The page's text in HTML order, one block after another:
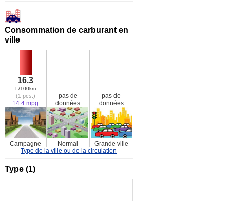
Consommation de carburant en
ville
16.3
L/100km
(1 pcs.)
14.4 mpg
pas de
données
pas de
données
Campagne Normal
Grande ville
Type de la ville ou de la circulation
Type (1)